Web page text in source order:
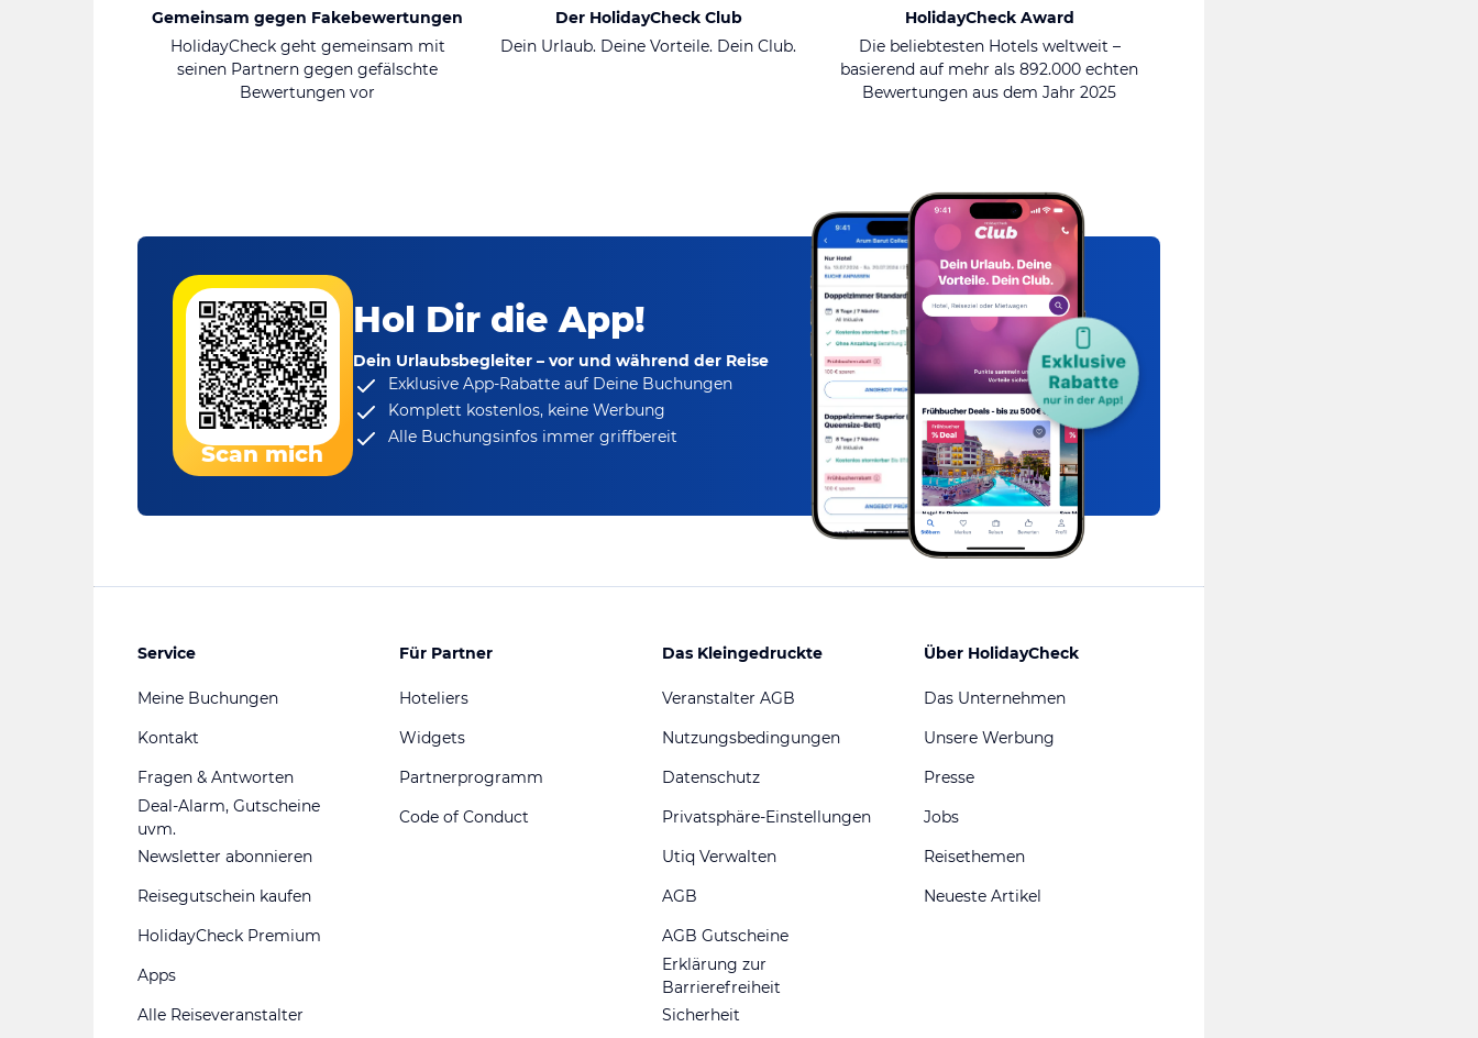
Gemeinsam gegen Fakebewertungen
HolidayCheck geht gemeinsam mit
seinen Partnern gegen gefälschte
Bewertungen vor
Der HolidayCheck Club
Dein Urlaub. Deine Vorteile. Dein Club.
HolidayCheck Award
Die beliebtesten Hotels weltweit –
basierend auf mehr als 892.000 echten
Bewertungen aus dem Jahr 2025
Scan mich
Hol Dir die App!
Dein Urlaubsbegleiter – vor und während der Reise
Exklusive App-Rabatteauf Deine Buchungen
Komplett kostenlos, keine Werbung
Alle Buchungsinfos immer griffbereit
Service
Meine Buchungen
Kontakt
Fragen & Antworten
Deal-Alarm, Gutscheine
uvm.
Newsletter abonnieren
Reisegutschein kaufen
HolidayCheck Premium
Apps
Alle Reiseveranstalter
Für Partner
Hoteliers
Widgets
Partnerprogramm
Code of Conduct
Das Kleingedruckte
Veranstalter AGB
Nutzungsbedingungen
Datenschutz
Privatsphäre-Einstellungen
Utiq Verwalten
AGB
AGB Gutscheine
Erklärung zur
Barrierefreiheit
Sicherheit
Über HolidayCheck
Das Unternehmen
Unsere Werbung
Presse
Jobs
Reisethemen
Neueste Artikel